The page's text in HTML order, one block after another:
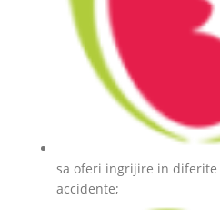
sa oferi ingrijire in
accidente;